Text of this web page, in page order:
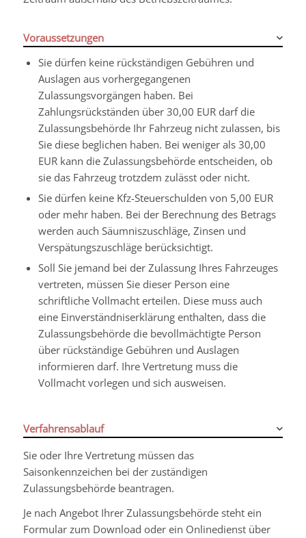
Voraussetzungen
Sie dürfen keine rückständigen Gebühren und
Auslagen aus vorhergegangenen
Zulassungsvorgängen haben. Bei
Zahlungsrückständen über 30,00 EUR darf die
Zulassungsbehörde Ihr Fahrzeug nicht zulassen, bis
Sie diese beglichen haben. Bei weniger als 30,00
EUR kann die Zulassungsbehörde entscheiden, ob
sie das Fahrzeug trotzdem zulässt oder nicht.
Sie dürfen keine Kfz-Steuerschulden von 5,00 EUR
oder mehr haben. Bei der Berechnung des Betrags
werden auch Säumniszuschläge, Zinsen und
Verspätungszuschläge berücksichtigt.
Soll Sie jemand bei der Zulassung Ihres Fahrzeuges
vertreten, müssen Sie dieser Person eine
schriftliche Vollmacht erteilen. Diese muss auch
eine Einverständniserklärung enthalten, dass die
Zulassungsbehörde die bevollmächtigte Person
über rückständige Gebühren und Auslagen
informieren darf. Ihre Vertretung muss die
Vollmacht vorlegen und sich ausweisen.
Verfahrensablauf
Sie oder Ihre Vertretung müssen das
Saisonkennzeichen bei der zuständigen
Zulassungsbehörde beantragen.
Je nach Angebot Ihrer Zulassungsbehörde steht ein
Formular zum Download oder ein Onlinedienst über